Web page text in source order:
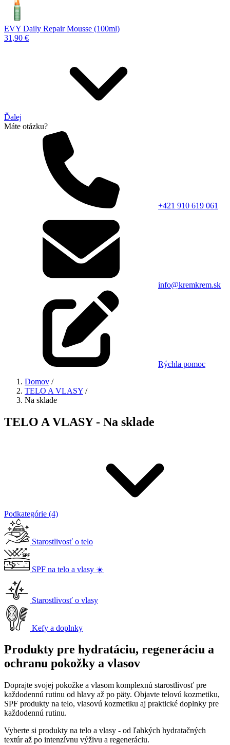
EVY Daily Repair Mousse (100ml)
31,90 €
Ďalej
Máte otázku?
+421 910 619 061
info@kremkrem.sk
Rýchla pomoc
Domov /
TELO A VLASY /
Na sklade
TELO A VLASY - Na sklade
Podkategórie (4)
Starostlivosť o telo
SPF na telo a vlasy ☀️
Starostlivosť o vlasy
Kefy a doplnky
Produkty pre hydratáciu, regeneráciu a
ochranu pokožky a vlasov
Doprajte svojej pokožke a vlasom komplexnú starostlivosť pre
každodennú rutinu od hlavy až po päty. Objavte telovú kozmetiku,
SPF produkty na telo, vlasovú kozmetiku aj praktické doplnky pre
každodennú rutinu.
Vyberte si produkty na telo a vlasy - od ľahkých hydratačných
textúr až po intenzívnu výživu a regeneráciu.